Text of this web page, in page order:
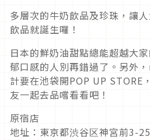
多層次的牛奶飲品及珍珠，讓
飲品就誕生囉！
日本的鮮奶油甜點總能超越大
郁口感的人別再錯過了。另外
計要在池袋開POP UP STORE
友一起去品嚐看看吧！
原宿店
地址：東京都渋谷区神宮前3-